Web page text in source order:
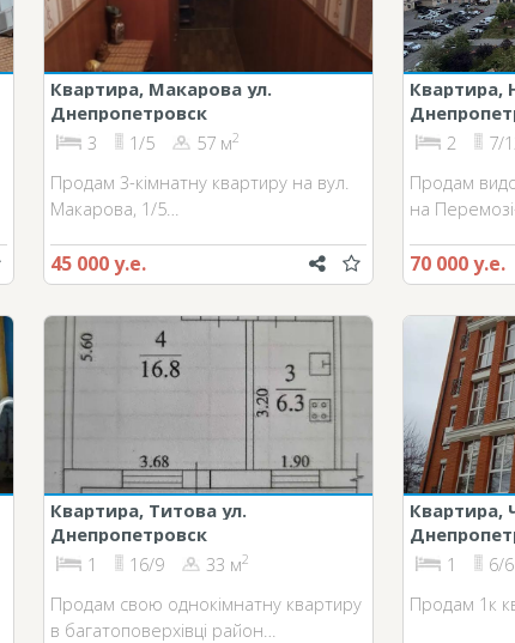
Квартира, Макарова ул.
Днепропетровск
3
1/5 57 м2
Продам 3-кімнатну квартиру на вул.
Макарова, 1/5…
45 000 у.е.
Квартира,
ул.
2
7/
Продам
на
70 000 у.е.
Квартира, Титова ул.
Днепропетровск
1
16/9 33 м2
Продам свою однокімнатну квартиру
в багатоповерхівці район…
Квартира,
1
6/6
Продам 1к